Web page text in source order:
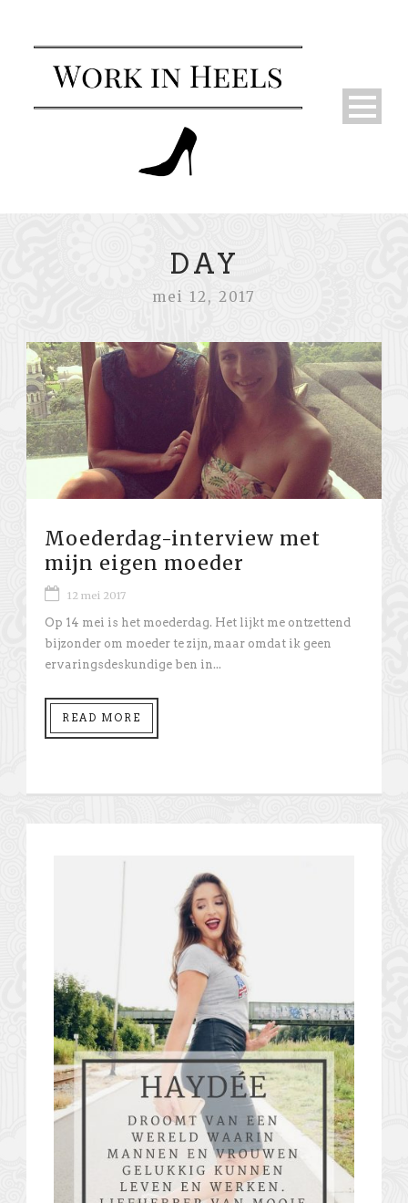
DAY
mei 12, 2017
Moederdag-interview met
mijn eigen moeder
12 mei 2017
Op 14 mei is het moederdag. Het lijkt me ontzettend
bijzonder om moeder te zijn, maar omdat ik geen
ervaringsdeskundige ben in...
READ MORE